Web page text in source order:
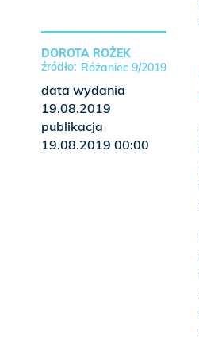
DOROTA ROŻEK
Różaniec 9/2019
data wydania
19.08.2019
publikacja
19.08.2019 00:00